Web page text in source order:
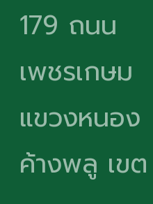
179 ถนน
เพชรเกษม
แขวงหนอง
ค้างพลู เขต